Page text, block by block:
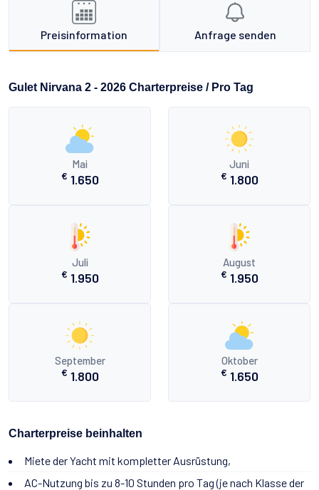
Preisinformation Anfrage senden
Gulet Nirvana 2 - 2026 Charterpreise / Pro Tag
Mai
€ 1.650
Juni
€ 1.800
Juli
€ 1.950
August
€ 1.950
September
€ 1.800
Oktober
€ 1.650
Charterpreise beinhalten
Miete der Yacht mit kompletter Ausrüstung,
AC-Nutzung bis zu 8-10 Stunden pro Tag (je nach Klasse der